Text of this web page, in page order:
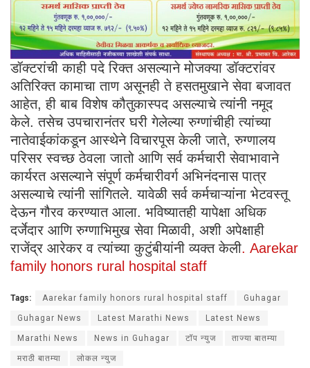
डॉक्टरांची काही पदे रिक्त असल्याने मोजक्या डॉक्टरांवर
अतिरिक्त कामाचा ताण असूनही ते हसतमुखाने सेवा बजावत
आहेत, ही बाब विशेष कौतुकास्पद असल्याचे त्यांनी नमूद
केले. तसेच उपचारानंतर घरी गेलेल्या रुग्णांचीही त्यांच्या
नातेवाईकांकडून आस्थेने विचारपूस केली जाते, रुग्णालय
परिसर स्वच्छ ठेवला जातो आणि सर्व कर्मचारी सेवाभावाने
कार्यरत असल्याने संपूर्ण कर्मचारीवर्ग अभिनंदनास पात्र
असल्याचे त्यांनी सांगितले. यावेळी सर्व कर्मचाऱ्यांना भेटवस्तू
देऊन गौरव करण्यात आला. भविष्यातही यापेक्षा अधिक
दर्जेदार आणि रुग्णाभिमुख सेवा मिळावी, अशी अपेक्षाही
राजेंद्र आरेकर व त्यांच्या कुटुंबीयांनी व्यक्त केली. Aarekar
family honors rural hospital staff
Tags: Aarekar family honors rural hospital staff Guhagar
Guhagar News Latest Marathi News Latest News
Marathi News News in Guhagar टॉप न्युज ताज्या बातम्या
मराठी बातम्या लोकल न्युज